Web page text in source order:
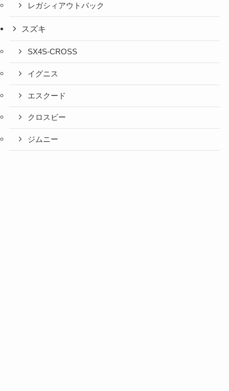
レガシィアウトバック
スズキ
SX4S-CROSS
イグニス
エスクード
クロスビー
ジムニー